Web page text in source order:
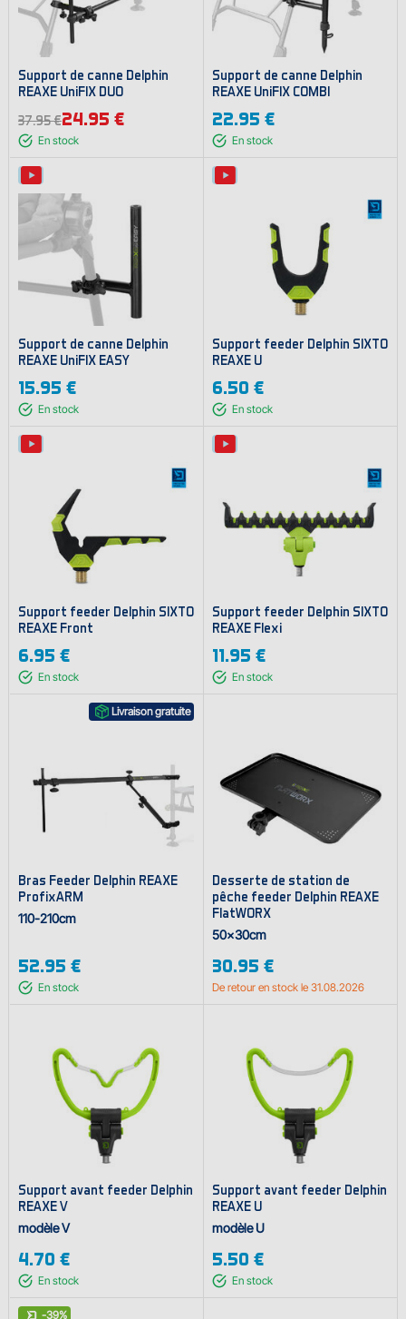
Support de canne Delphin
REAXE UniFIX DUO
37.95 €24.95 €
En stock
Support de canne Delphin
REAXE UniFIX COMBI
22.95 €
En stock
Support de canne Delphin
REAXE UniFIX EASY
15.95 €
En stock
Support feeder Delphin SIXTO
REAXE U
6.50 €
En stock
Support feeder Delphin SIXTO
REAXE Front
6.95 €
En stock
Support feeder Delphin SIXTO
REAXE Flexi
11.95 €
En stock
Livraison gratuite
Bras Feeder Delphin REAXE
ProfixARM
110-210cm
52.95 €
En stock
Desserte de station de
pêche feeder Delphin REAXE
FlatWORX
50x30cm
30.95 €
De retour en stock le 31.08.2026
Support avant feeder Delphin
REAXE V
modèle V
4.70 €
En stock
Support avant feeder Delphin
REAXE U
modèle U
5.50 €
En stock
-39%